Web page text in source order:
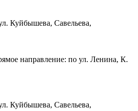
Куйбышева, Савельева,
направление: по ул. Ленина, К.
Куйбышева, Савельева,